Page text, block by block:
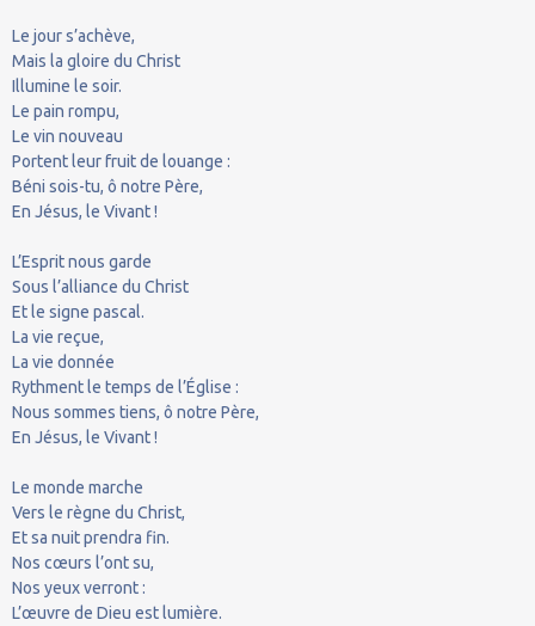
Le jour s’achève,
Mais la gloire du Christ
Illumine le soir.
Le pain rompu,
Le vin nouveau
Portent leur fruit de louange :
Béni sois-tu, ô notre Père,
En Jésus, le Vivant !
L’Esprit nous garde
Sous l’alliance du Christ
Et le signe pascal.
La vie reçue,
La vie donnée
Rythment le temps de l’Église :
Nous sommes tiens, ô notre Père,
En Jésus, le Vivant !
Le monde marche
Vers le règne du Christ,
Et sa nuit prendra fin.
Nos cœurs l’ont su,
Nos yeux verront :
L’œuvre de Dieu est lumière.